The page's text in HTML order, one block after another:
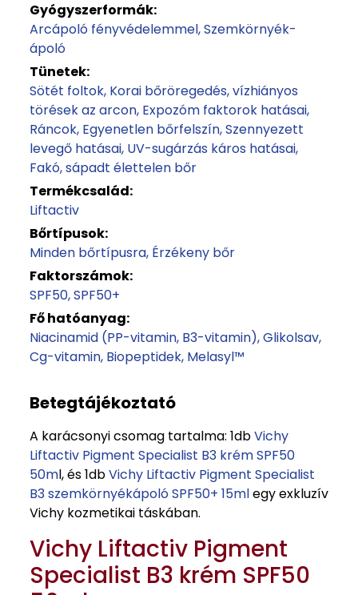
Gyógyszerformák:
Arcápoló fényvédelemmel Szemkörnyék-
ápoló
Tünetek:
Sötét foltok Korai bőröregedés, vízhiányos
törések az arcon Expozóm faktorok hatásai
Ráncok Egyenetlen bőrfelszín Szennyezett
levegő hatásai UV-sugárzás káros hatásai
Fakó, sápadt élettelen bőr
Termékcsalád:
Liftactiv
Bőrtípusok:
Minden bőrtípusra Érzékeny bőr
Faktorszámok:
SPF50 SPF50+
Fő hatóanyag:
Niacinamid (PP-vitamin, B3-vitamin) Glikolsav
Cg-vitamin Biopeptidek Melasyl™
Betegtájékoztató
A karácsonyi csomag tartalma: 1dbVichy
Liftactiv Pigment Specialist B3 krém SPF50
50ml, és 1dbVichy Liftactiv Pigment Specialist
B3 szemkörnyékápoló SPF50+ 15mlegy exkluzív
Vichy kozmetikai táskában.
Vichy Liftactiv Pigment
Specialist B3 krém SPF50